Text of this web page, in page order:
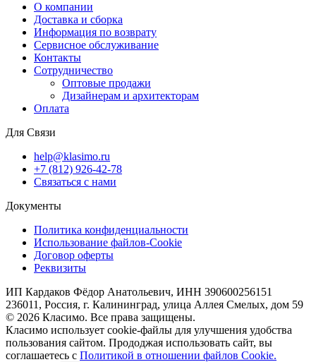
О компании
Доставка и сборка
Информация по возврату
Сервисное обслуживание
Контакты
Сотрудничество
Оптовые продажи
Дизайнерам и архитекторам
Оплата
Для Связи
help@klasimo.ru
+7 (812) 926-42-78
Связаться с нами
Документы
Политика конфиденциальности
Использование файлов-Cookie
Договор оферты
Реквизиты
ИП Кардаков Фёдор Анатольевич, ИНН 390600256151
236011, Россия, г. Калининград, улица Аллея Смелых, дом 59
© 2026 Класимо. Все права защищены.
Класимо использует cookie-файлы для улучшения удобства
пользования сайтом. Прододжая использовать сайт, вы
соглашаетесь с Политикой в отношении файлов Сookie.